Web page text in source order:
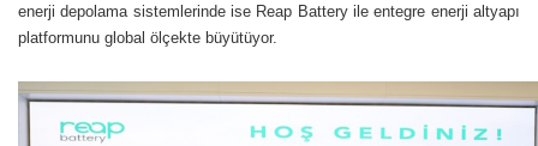
enerji depolama sistemlerinde ise Reap Battery ile entegre enerji altyapı
platformunu global ölçekte büyütüyor.